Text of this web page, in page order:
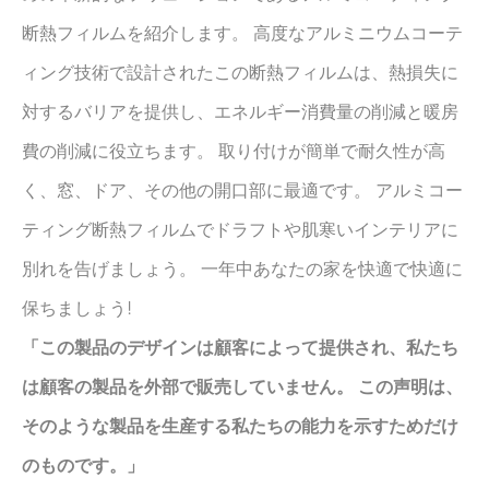
断熱フィルムを紹介します。 高度なアルミニウムコーテ
ィング技術で設計されたこの断熱フィルムは、熱損失に
対するバリアを提供し、エネルギー消費量の削減と暖房
費の削減に役立ちます。 取り付けが簡単で耐久性が高
く、窓、ドア、その他の開口部に最適です。 アルミコー
ティング断熱フィルムでドラフトや肌寒いインテリアに
別れを告げましょう。 一年中あなたの家を快適で快適に
保ちましょう!
「この製品のデザインは顧客によって提供され、私たち
は顧客の製品を外部で販売していません。 この声明は、
そのような製品を生産する私たちの能力を示すためだけ
のものです。」